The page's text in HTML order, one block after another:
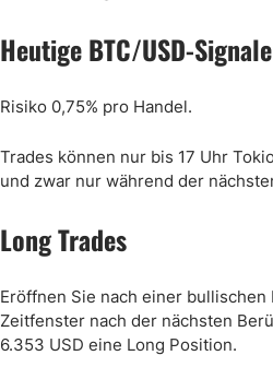
Heutige BTC/USD-Signale
Risiko 0,75% pro Handel.
Trades können nur bis 17 Uhr
und zwar nur während der
Long Trades
Eröffnen Sie nach einer bullischen
Zeitfenster nach der nächsten
6.353 USD eine Long Position.